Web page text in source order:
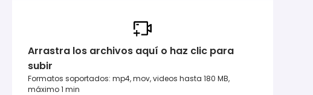
Arrastra los archivos aquí o haz clic para
subir
Formatos soportados: mp4, mov, videos hasta 180 MB,
máximo 1 min